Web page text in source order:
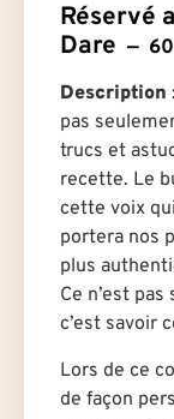
Réservé
Dare
Description
pas
trucs et
recette. Le
cette voix
portera nos
plus
Ce n’est
c’est savoir
Lors de ce
de façon